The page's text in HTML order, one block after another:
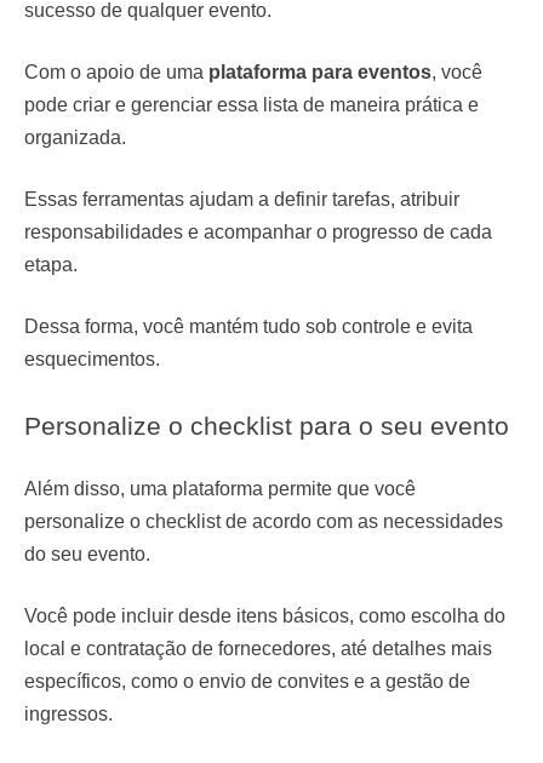
sucesso de qualquer evento.
Com o apoio de uma plataforma para eventos, você
pode criar e gerenciar essa lista de maneira prática e
organizada.
Essas ferramentas ajudam a definir tarefas, atribuir
responsabilidades e acompanhar o progresso de cada
etapa.
Dessa forma, você mantém tudo sob controle e evita
esquecimentos.
Personalize o checklist para o seu evento
Além disso, uma plataforma permite que você
personalize o checklist de acordo com as necessidades
do seu evento.
Você pode incluir desde itens básicos, como escolha do
local e contratação de fornecedores, até detalhes mais
específicos, como o envio de convites e a gestão de
ingressos.